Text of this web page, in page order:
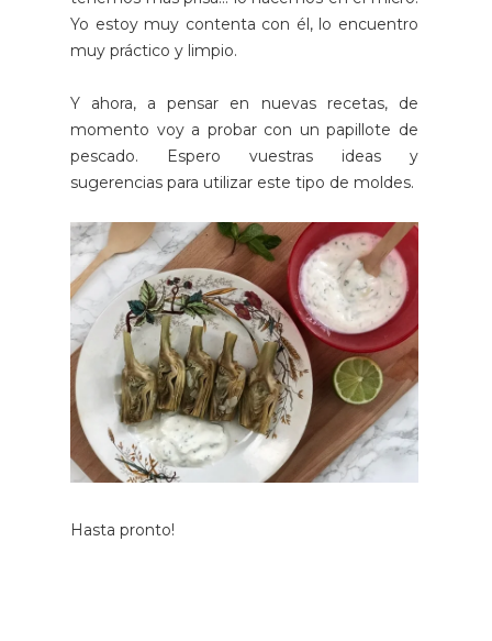
Yo estoy muy contenta con él, lo encuentro
muy práctico y limpio.
Y ahora, a pensar en nuevas recetas, de
momento voy a probar con un papillote de
pescado. Espero vuestras ideas y
sugerencias para utilizar este tipo de moldes.
Hasta pronto!